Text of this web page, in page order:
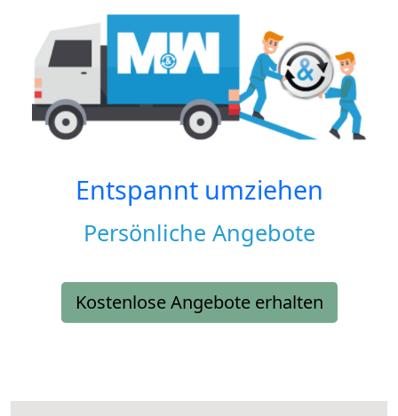
Entspannt umziehen
Persönliche Angebote
Kostenlose Angebote erhalten